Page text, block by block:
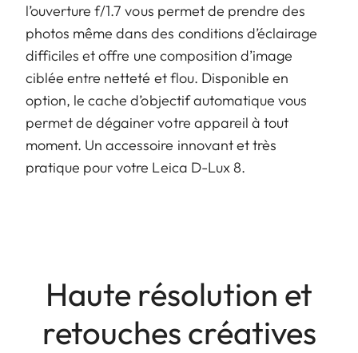
l’ouverture f/1.7 vous permet de prendre des
photos même dans des conditions d’éclairage
difficiles et offre une composition d’image
ciblée entre netteté et flou. Disponible en
option, le cache d’objectif automatique vous
permet de dégainer votre appareil à tout
moment. Un accessoire innovant et très
pratique pour votre Leica D-Lux 8.
Haute résolution et
retouches créatives